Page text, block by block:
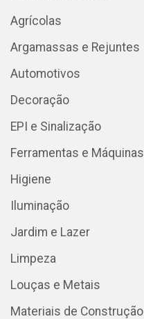
Agrícolas
Argamassas e Rejuntes
Automotivos
Decoração
EPI e Sinalização
Ferramentas e Máquinas
Higiene
Iluminação
Jardim e Lazer
Limpeza
Louças e Metais
Materiais de Construção